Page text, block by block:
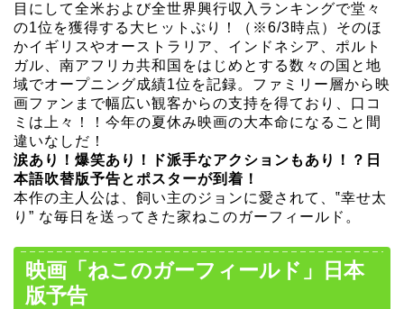
目にして全米および全世界興行収入ランキングで堂々
の1位を獲得する大ヒットぶり！（※6/3時点）そのほ
かイギリスやオーストラリア、インドネシア、ポルト
ガル、南アフリカ共和国をはじめとする数々の国と地
域でオープニング成績1位を記録。ファミリー層から映
画ファンまで幅広い観客からの支持を得ており、口コ
ミは上々！！今年の夏休み映画の大本命になること間
違いなしだ！
涙あり！爆笑あり！ド派手なアクションもあり！？日
本語吹替版予告とポスターが到着！
本作の主人公は、飼い主のジョンに愛されて、‟幸せ太
り” な毎日を送ってきた家ねこのガーフィールド。
映画「ねこのガーフィールド」日本
版予告